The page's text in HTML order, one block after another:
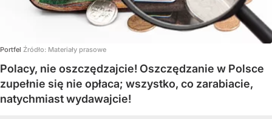
Portfel Źródło: Materiały prasowe
Polacy, nie oszczędzajcie! Oszczędzanie w Polsce
zupełnie się nie opłaca; wszystko, co zarabiacie,
natychmiast wydawajcie!